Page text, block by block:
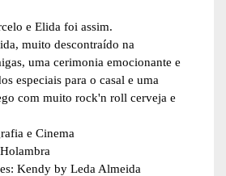
e Elida foi assim.
muito descontraído na
uma cerimonia emocionante e
especiais para o casal e uma
com muito rock'n roll cerveja e
e Cinema
Kendy by Leda Almeida